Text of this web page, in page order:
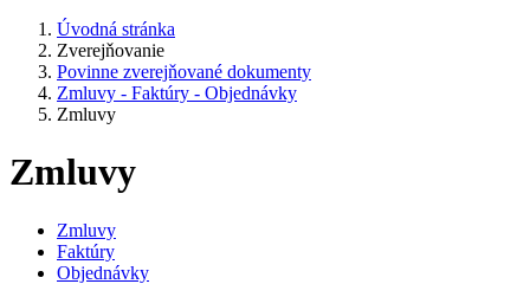
Úvodná stránka
Zverejňovanie
Povinne zverejňované dokumenty
Zmluvy - Faktúry - Objednávky
Zmluvy
Zmluvy
Zmluvy
Faktúry
Objednávky